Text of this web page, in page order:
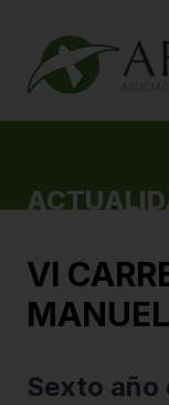
VI
Sexto año